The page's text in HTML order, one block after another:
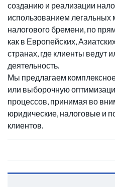
созданию и реализации
использованием
налогового бремени, по
как в Европейских,
странах, где клиенты ведут
деятельность.
Мы предлагаем
или выборочную
процессов, принимая во
юридические, налоговые и
клиентов.